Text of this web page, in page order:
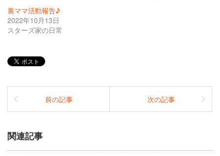
裏ママ活動報告♪
2022年10月13日
スターズ家の日常
前の記事 次の記事
関連記事